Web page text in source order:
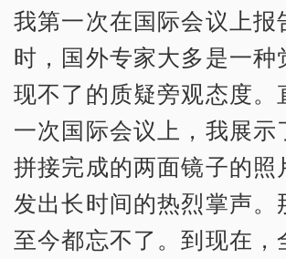
我第一次在国际会议上报
时，国外专家大多是一种
现不了的质疑旁观态度。
一次国际会议上，我展示
拼接完成的两面镜子的照
发出长时间的热烈掌声。
至今都忘不了。到现在，